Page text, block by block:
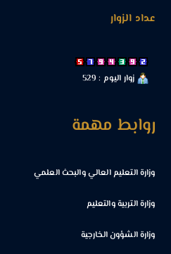
عداد الزوار
زوار اليوم : 529
روابط مهمة
وزارة التعليم العالي والبحث العلمي
وزارة التربية والتعليم
وزارة الشؤون الخارجية